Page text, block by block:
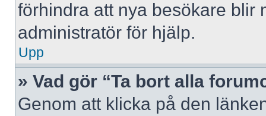
förhindra att nya besökare blir
administratör för hjälp.
Upp
» Vad gör “Ta bort alla
Genom att klicka på den